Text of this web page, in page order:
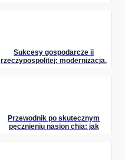
Sukcesy gospodarcze ii
rzeczypospolitej: modernizacja,
Przewodnik po skutecznym
pęcznieniu nasion chia: jak